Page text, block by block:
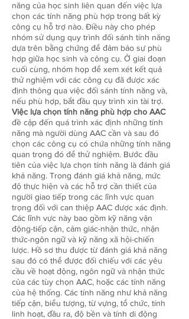
năng của học sinh liên quan đến việc lựa
chọn các tính năng phù hợp trong bất kỳ
công cụ hỗ trợ nào. Điều này cho phép
nhóm sử dụng quy trình đối sánh tính năng
dựa trên bằng chứng để đảm bảo sự phù
hợp giữa học sinh và công cụ. Ở giai đoạn
cuối cùng, nhóm họp để xem xét kết quả
thử nghiệm với các công cụ đã được xác
định thông qua việc đối sánh tính năng và,
nếu phù hợp, bắt đầu quy trình xin tài trợ.
Việc lựa chọn tính năng phù hợp cho AAC
đề cập đến quá trình xác định những tính
năng mà người dùng AAC cần và sau đó
chọn các công cụ có chứa những tính năng
quan trọng đó để thử nghiệm. Bước đầu
tiên của việc lựa chọn tính năng là đánh giá
khả năng. Trong đánh giá khả năng, mức
độ thực hiện và các hỗ trợ cần thiết của
người giao tiếp trong các lĩnh vực quan
trọng đối với can thiệp AAC được xác định.
Các lĩnh vực này bao gồm kỹ năng vận
động-tiếp cận, cảm giác-nhận thức, nhận
thức-ngôn ngữ và kỹ năng xã hội-chiến
lược. Hồ sơ thu được từ đánh giá khả năng
sau đó có thể được đối chiếu với các yêu
cầu về hoạt động, ngôn ngữ và nhận thức
của các tùy chọn AAC, hoặc các tính năng
của hệ thống. Các tính năng như khả năng
tiếp cận, biểu tượng, từ vựng, tổ chức, tính
linh hoạt, đầu ra, độ bền và tính di động